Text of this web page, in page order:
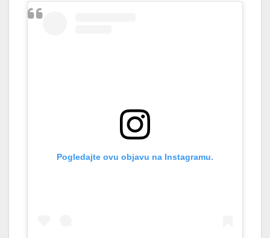
Pogledajte ovu objavu na Instagramu.